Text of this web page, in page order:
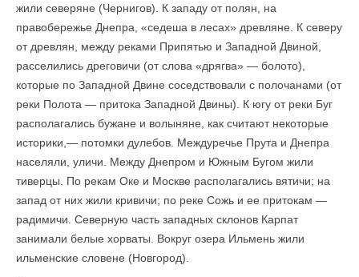
жили северяне (Чернигов). К западу от полян, на
правобережье Днепра, «седеша в лесах» древляне. К северу
от древлян, между реками Припятью и Западной Двиной,
расселились дреговичи (от слова «дрягва» — болото),
которые по Западной Двине соседствовали с полочанами (от
реки Полота — притока Западной Двины). К югу от реки Буг
располагались бужане и волыняне, как считают некоторые
историки,— потомки дулебов. Междуречье Прута и Днепра
населяли, уличи. Между Днепром и Южным Бугом жили
тиверцы. По рекам Оке и Москве располагались вятичи; на
запад от них жили кривичи; по реке Сожь и ее притокам —
радимичи. Северную часть западных склонов Карпат
занимали белые хорваты. Вокруг озера Ильмень жили
ильменские словене (Новгород).